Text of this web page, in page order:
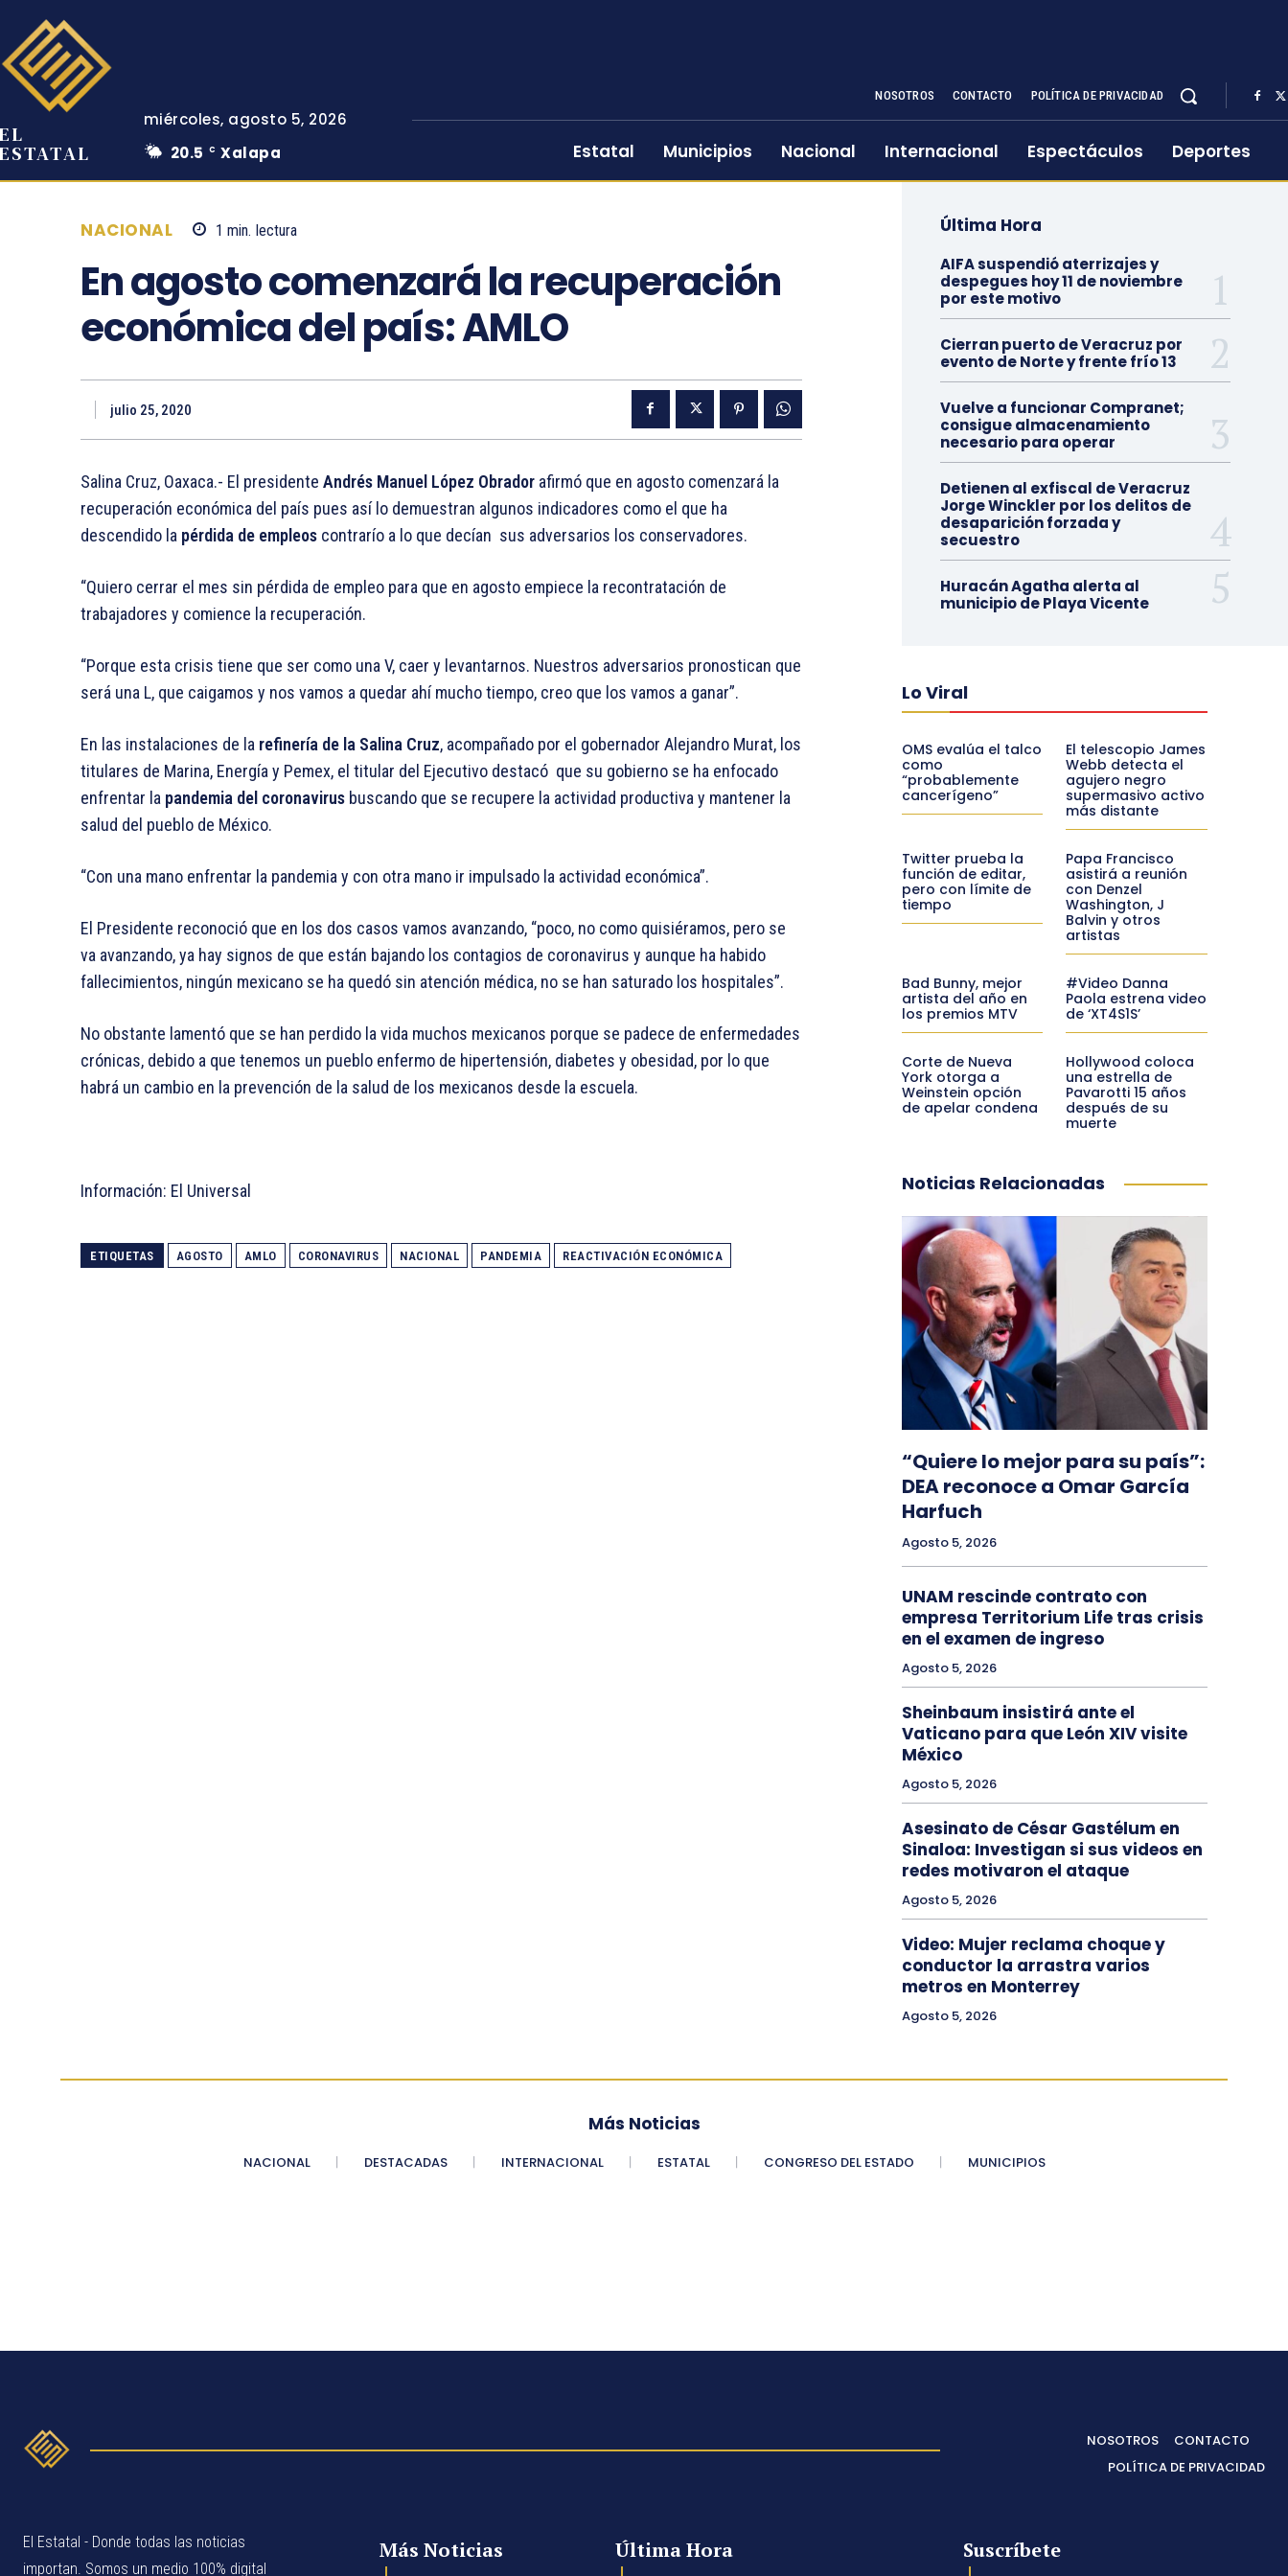
EL
ESTATAL
miércoles, agosto 5, 2026
20.5
C Xalapa
NOSOTROS CONTACTO POLÍTICA DE PRIVACIDAD
Estatal Municipios Nacional Internacional Espectáculos Deportes
NACIONAL 1 min. lectura
En agosto comenzará la recuperación
económica del país: AMLO
julio 25, 2020
Salina Cruz, Oaxaca.- El presidente Andrés Manuel López Obrador afirmó que en agosto comenzará la
recuperación económica del país pues así lo demuestran algunos indicadores como el que ha
descendido la pérdida de empleos contrarío a lo que decían sus adversarios los conservadores.
“Quiero cerrar el mes sin pérdida de empleo para que en agosto empiece la recontratación de
trabajadores y comience la recuperación.
“Porque esta crisis tiene que ser como una V, caer y levantarnos. Nuestros adversarios pronostican que
será una L, que caigamos y nos vamos a quedar ahí mucho tiempo, creo que los vamos a ganar”.
En las instalaciones de la refinería de la Salina Cruz, acompañado por el gobernador Alejandro Murat, los
titulares de Marina, Energía y Pemex, el titular del Ejecutivo destacó que su gobierno se ha enfocado
enfrentar la pandemia del coronavirus buscando que se recupere la actividad productiva y mantener la
salud del pueblo de México.
“Con una mano enfrentar la pandemia y con otra mano ir impulsado la actividad económica”.
El Presidente reconoció que en los dos casos vamos avanzando, “poco, no como quisiéramos, pero se
va avanzando, ya hay signos de que están bajando los contagios de coronavirus y aunque ha habido
fallecimientos, ningún mexicano se ha quedó sin atención médica, no se han saturado los hospitales”.
No obstante lamentó que se han perdido la vida muchos mexicanos porque se padece de enfermedades
crónicas, debido a que tenemos un pueblo enfermo de hipertensión, diabetes y obesidad, por lo que
habrá un cambio en la prevención de la salud de los mexicanos desde la escuela.
Información: El Universal
ETIQUETAS AGOSTO AMLO CORONAVIRUS NACIONAL PANDEMIA REACTIVACIÓN ECONÓMICA
Última Hora
AIFA suspendió aterrizajes y
despegues hoy 11 de noviembre
por este motivo
Cierran puerto de Veracruz por
evento de Norte y frente frío 13
Vuelve a funcionar Compranet;
consigue almacenamiento
necesario para operar
Detienen al exfiscal de Veracruz
Jorge Winckler por los delitos de
desaparición forzada y
secuestro
Huracán Agatha alerta al
municipio de Playa Vicente
Lo Viral
OMS evalúa el talco
como
“probablemente
cancerígeno”
El telescopio James
Webb detecta el
agujero negro
supermasivo activo
más distante
Twitter prueba la
función de editar,
pero con límite de
tiempo
Papa Francisco
asistirá a reunión
con Denzel
Washington, J
Balvin y otros
artistas
Bad Bunny, mejor
artista del año en
los premios MTV
#Video Danna
Paola estrena video
de ‘XT4S1S’
Corte de Nueva
York otorga a
Weinstein opción
de apelar condena
Hollywood coloca
una estrella de
Pavarotti 15 años
después de su
muerte
Noticias Relacionadas
“Quiere lo mejor para su país”:
DEA reconoce a Omar García
Harfuch
Agosto 5, 2026
UNAM rescinde contrato con
empresa Territorium Life tras crisis
en el examen de ingreso
Agosto 5, 2026
Sheinbaum insistirá ante el
Vaticano para que León XIV visite
México
Agosto 5, 2026
Asesinato de César Gastélum en
Sinaloa: Investigan si sus videos en
redes motivaron el ataque
Agosto 5, 2026
Video: Mujer reclama choque y
conductor la arrastra varios
metros en Monterrey
Agosto 5, 2026
Más Noticias
NACIONAL DESTACADAS INTERNACIONAL ESTATAL CONGRESO DEL ESTADO MUNICIPIOS
NOSOTROS
CONTACTO
POLÍTICA DE PRIVACIDAD
El Estatal - Donde todas las noticias
importan. Somos un medio 100% digital
Más Noticias Última Hora Suscríbete